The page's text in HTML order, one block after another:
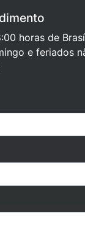
horas de
e feriados